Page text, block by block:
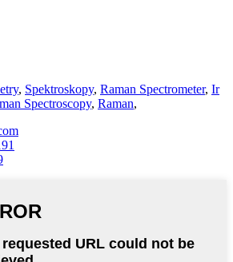
, Spektroskopy, Raman Spectrometer, Ir
Spectroscopy, Raman,